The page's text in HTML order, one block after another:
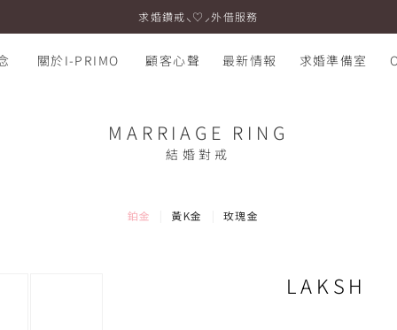
求婚鑽戒⸜♡⸝外借服務
關於I-PRIMO 顧客心聲 最新情報 求婚準備室
MARRIAGE RING
結婚對戒
鉑金 黃K金 玫瑰金
LAKSH